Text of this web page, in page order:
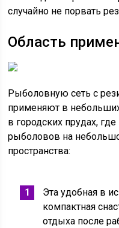
случайно не порвать
Область
Рыболовную сеть с
применяют в
в городских прудах,
рыболовов на
пространства:
Эта удобная в
компактная
отдыха после